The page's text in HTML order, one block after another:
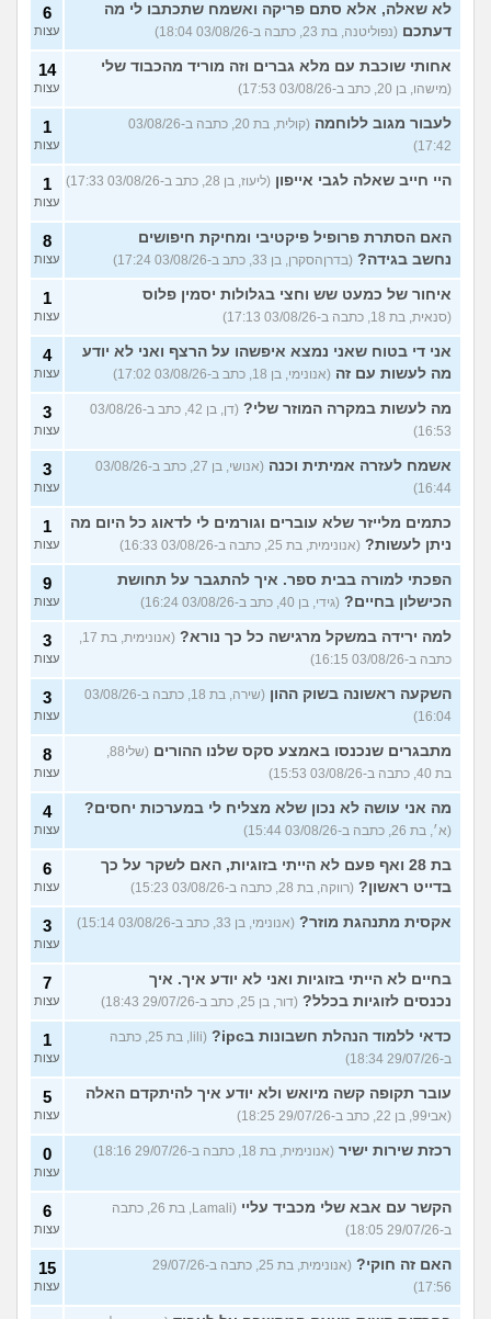
לא שאלה, אלא סתם פריקה ואשמח שתכתבו לי מה
דעתכם (נפוליטנה, בת 23, כתבה ב-03/08/26 18:04)
6
עצות
אחותי שוכבת עם מלא גברים וזה מוריד מהכבוד שלי
(מישהו, בן 20, כתב ב-03/08/26 17:53)
14
עצות
לעבור מגוב ללוחמה
(קולית, בת 20, כתבה ב-03/08/26
17:42)
1
עצות
היי חייב שאלה לגבי אייפון (ליעוז, בן 28, כתב ב-03/08/26 17:33) 1
עצות
האם הסתרת פרופיל פיקטיבי ומחיקת חיפושים
נחשב בגידה? (בדרןהסקרן, בן 33, כתב ב-03/08/26 17:24)
8
עצות
איחור של כמעט שש וחצי בגלולות יסמין פלוס
(סנאית, בת 18, כתבה ב-03/08/26 17:13)
1
עצות
אני די בטוח שאני נמצא איפשהו על הרצף ואני לא יודע
מה לעשות עם זה (אנונימי, בן 18, כתב ב-03/08/26 17:02)
4
עצות
מה לעשות במקרה המוזר שלי?
(דן, בן 42, כתב ב-03/08/26
16:53)
3
עצות
אשמח לעזרה אמיתית וכנה
(אנושי, בן 27, כתב ב-03/08/26
16:44)
3
עצות
כתמים מלייזר שלא עוברים וגורמים לי לדאוג כל היום מה
ניתן לעשות? (אנונימית, בת 25, כתבה ב-03/08/26 16:33)
1
עצות
הפכתי למורה בבית ספר. איך להתגבר על תחושת
הכישלון בחיים? (גידי, בן 40, כתב ב-03/08/26 16:24)
9
עצות
למה ירידה במשקל מרגישה כל כך נורא?
(אנונימית, בת 17,
כתבה ב-03/08/26 16:15)
3
עצות
השקעה ראשונה בשוק ההון
(שירה, בת 18, כתבה ב-03/08/26
16:04)
3
עצות
מתבגרים שנכנסו באמצע סקס שלנו ההורים
(שלי88,
בת 40, כתבה ב-03/08/26 15:53)
8
עצות
מה אני עושה לא נכון שלא מצליח לי במערכות יחסים?
(א׳, בת 26, כתבה ב-03/08/26 15:44)
4
עצות
בת 28 ואף פעם לא הייתי בזוגיות, האם לשקר על כך
בדייט ראשון? (רווקה, בת 28, כתבה ב-03/08/26 15:23)
6
עצות
אקסית מתנהגת מוזר? (אנונימי, בן 33, כתב ב-03/08/26 15:14) 3
עצות
בחיים לא הייתי בזוגיות ואני לא יודע איך. איך
נכנסים לזוגיות בכלל? (דור, בן 25, כתב ב-29/07/26 18:43)
7
עצות
כדאי ללמוד הנהלת חשבונות בipc?
(lili, בת 25, כתבה
ב-29/07/26 18:34)
1
עצות
עובר תקופה קשה מיואש ולא יודע איך להיתקדם האלה
(אבי99, בן 22, כתב ב-29/07/26 18:25)
5
עצות
רכזת שירות ישיר (אנונימית, בת 18, כתבה ב-29/07/26 18:16) 0
עצות
הקשר עם אבא שלי מכביד עליי
(Lamali, בת 26, כתבה
ב-29/07/26 18:05)
6
עצות
האם זה חוקי?
(אנונימית, בת 25, כתבה ב-29/07/26
17:56)
15
עצות